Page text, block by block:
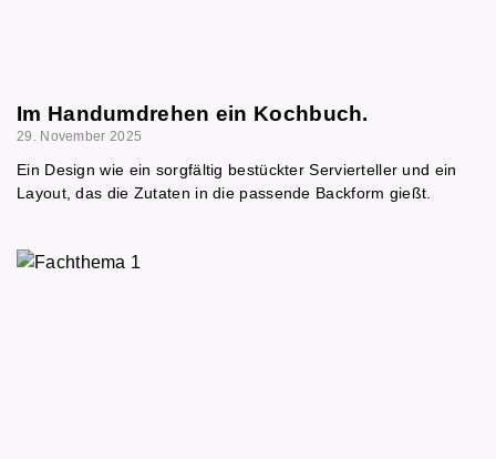
Im Handumdrehen ein Kochbuch.
29. November 2025
Ein Design wie ein sorgfältig bestückter Servierteller und ein
Layout, das die Zutaten in die passende Backform gießt.